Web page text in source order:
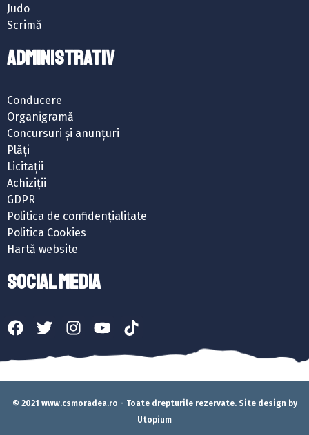
Judo
Scrimă
ADMINISTRATIV
Conducere
Organigramă
Concursuri și anunțuri
Plăți
Licitații
Achiziții
GDPR
Politica de confidențialitate
Politica Cookies
Hartă website
SOCIAL MEDIA
© 2021 www.csmoradea.ro - Toate drepturile rezervate. Site design by
Utopium